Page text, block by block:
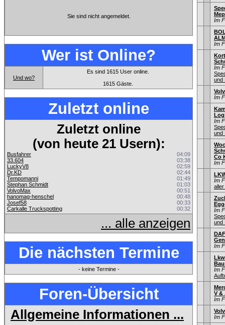
Sie sind nicht angemeldet.
Wer ist Online?
Und wo?
Es sind 1615 User online.
1615 Gäste.
Zuletzt online
Zuletzt online
(von heute 21 Usern):
Busfahrer
04:09
33.604
03:38
LuckyV8
02:59
Dr.KD
02:44
Tempomanni
01:49
Stephan Schmidt
01:03
VolvoMax
00:51
hanomag-henschel
00:48
Josef58
00:33
Carkalle Truckspotting
00:32
... alle anzeigen
Die nächsten Termine
- keine Termine -
Foren-Übersicht
Allgemeine Informationen ...
Im
Im
Im
und
Im
Im
und
Co
Im
Im
aller
Im
und
Im
Im
V &
Im
Im